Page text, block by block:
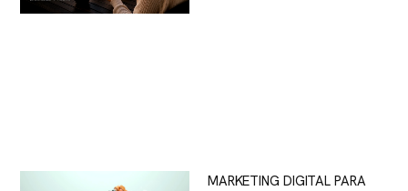
MARKETING DIGITAL PARA